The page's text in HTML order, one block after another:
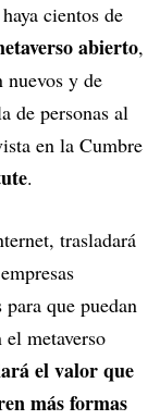
cientos de
abierto,
nuevos y de
de personas al
en la Cumbre
.
trasladará
que puedan
metaverso
el valor que
más formas